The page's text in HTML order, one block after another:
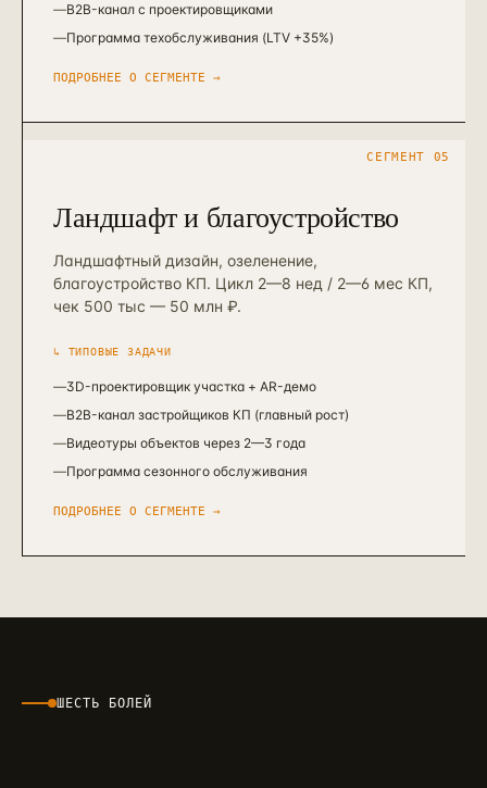
—B2B-канал с проектировщиками
—Программа техобслуживания (LTV +35%)
ПОДРОБНЕЕ О СЕГМЕНТЕ →
СЕГМЕНТ 05
Ландшафт и благоустройство
Ландшафтный дизайн, озеленение,
благоустройство КП. Цикл 2—8 нед / 2—6 мес КП,
чек 500 тыс — 50 млн ₽.
↳ ТИПОВЫЕ ЗАДАЧИ
—3D-проектировщик участка + AR-демо
—B2B-канал застройщиков КП (главный рост)
—Видеотуры объектов через 2—3 года
—Программа сезонного обслуживания
ПОДРОБНЕЕ О СЕГМЕНТЕ →
ШЕСТЬ БОЛЕЙ